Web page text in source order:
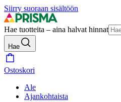
Siirry suoraan sisältöön
Hae tuotteita – aina halvat hinnat
Hae
Ostoskori
Ale
Ajankohtaista